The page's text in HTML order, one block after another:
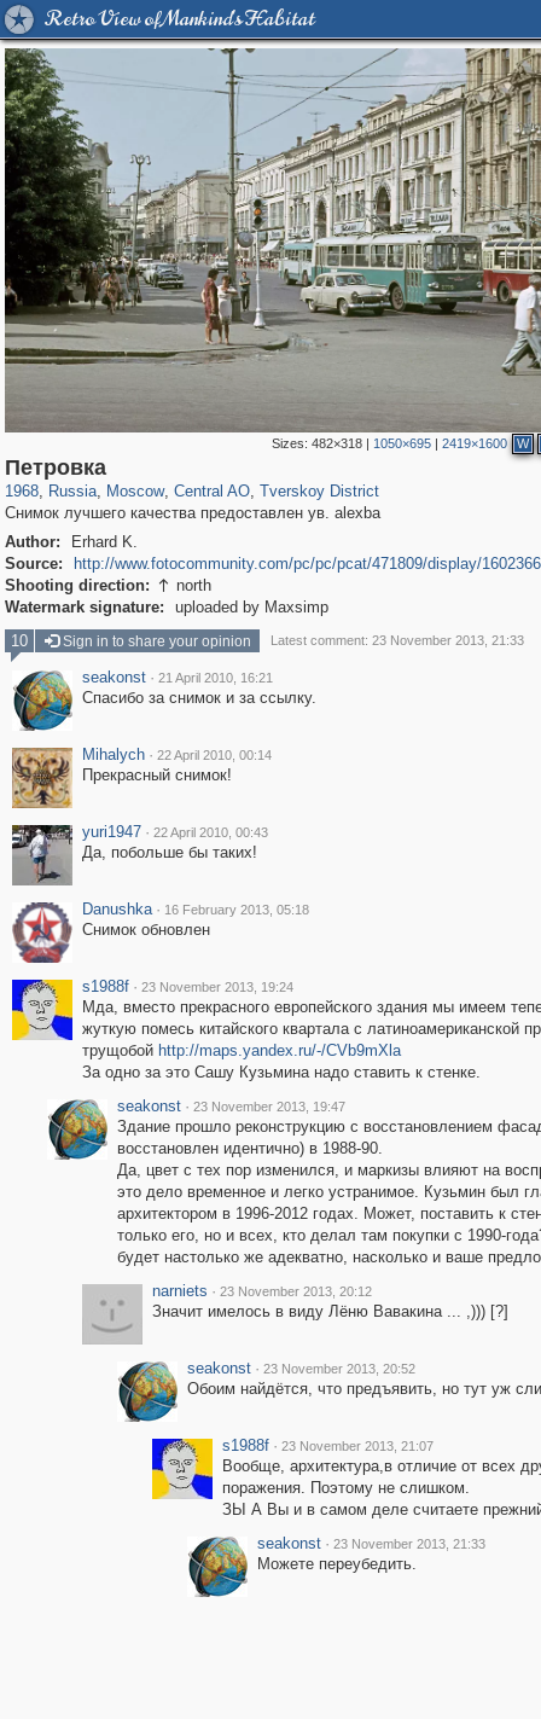
Retro View of Mankind's Habitat
Sizes:482×318 | 1050×695 |2419×1600 W
Петровка
1968, Russia
1,406,519
, Moscow
319,780
, Central AO, Tverskoy District
Снимок лучшего качества предоставлен ув. alexba
Author:
Erhard K.
Source:
http://www.fotocommunity.com/pc/pc/pcat/471809/display/
Shooting direction:  north
Watermark signature:
uploaded by Maxsimp
10
Sign in to share your opinion Latest comment: 23 November 2013, 21:33
seakonst · 21 April 2010, 16:21
Спасибо за снимок и за ссылку.
Mihalych · 22 April 2010, 00:14
Прекрасный снимок!
yuri1947 · 22 April 2010, 00:43
Да, побольше бы таких!
Danushka · 16 February 2013, 05:18
Снимок обновлен
s1988f · 23 November 2013, 19:24
Мда, вместо прекрасного европейского здания мы имеем
жуткую помесь китайского квартала с латиноамериканской
трущобой http://maps.yandex.ru/-/CVb9mXla
За одно за это Сашу Кузьмина надо ставить к стенке.
seakonst · 23 November 2013, 19:47
Здание прошло реконструкцию с восстановлением
восстановлен идентично) в 1988-90.
Да, цвет с тех пор изменился, и маркизы влияют на
это дело временное и легко устранимое. Кузьмин был
архитектором в 1996-2012 годах. Может, поставить к
только его, но и всех, кто делал там покупки с 1990-
будет настолько же адекватно, насколько и ваше
narniets · 23 November 2013, 20:12
Значит имелось в виду Лёню Вавакина ... ,))) [?]
seakonst · 23 November 2013, 20:52
Обоим найдётся, что предъявить, но тут уж
s1988f · 23 November 2013, 21:07
Вообще, архитектура,в отличие от всех
поражения. Поэтому не слишком.
ЗЫ А Вы и в самом деле считаете
seakonst · 23 November 2013, 21:33
Можете переубедить.